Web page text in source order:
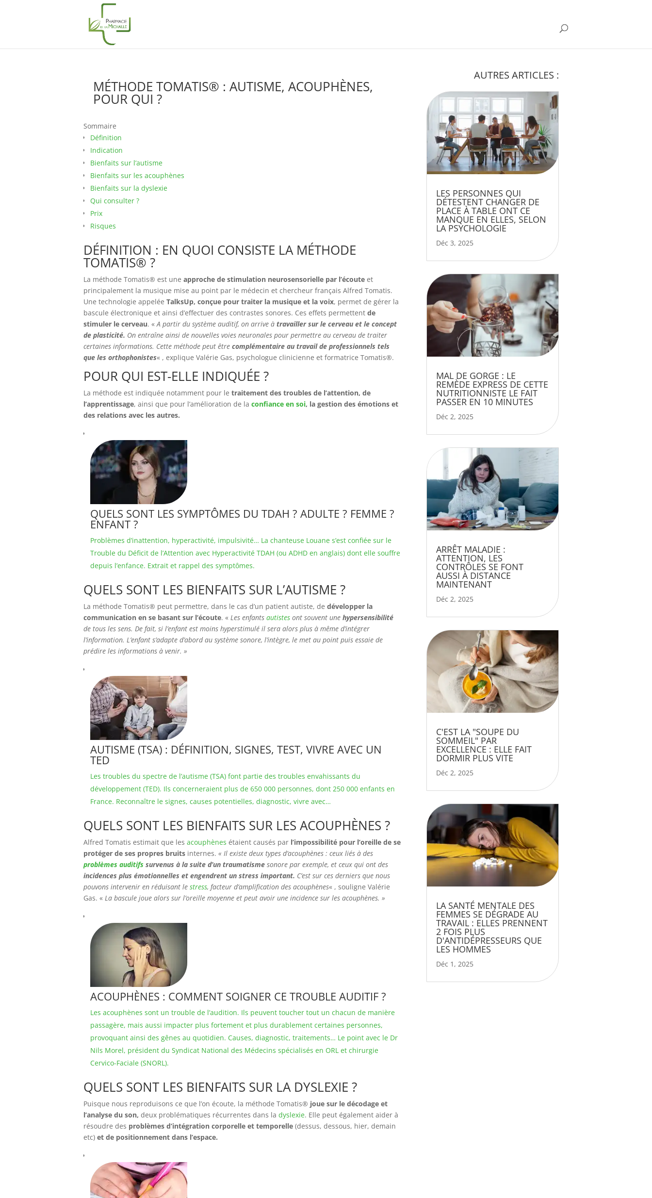
MÉTHODE TOMATIS® : AUTISME, ACOUPHÈNES,
POUR QUI ?
Sommaire
Définition
Indication
Bienfaits sur l’autisme
Bienfaits sur les acouphènes
Bienfaits sur la dyslexie
Qui consulter ?
Prix
Risques
DÉFINITION : EN QUOI CONSISTE LA MÉTHODE
TOMATIS® ?
La méthode Tomatis® est une approche de stimulation neurosensorielle par l’écoute et
principalement la musique mise au point par le médecin et chercheur français Alfred Tomatis.
Une technologie appelée TalksUp, conçue pour traiter la musique et la voix, permet de gérer la
bascule électronique et ainsi d’effectuer des contrastes sonores. Ces effets permettent de
stimuler le cerveau. «A partir du système auditif, on arrive à travailler sur le cerveau et le concept
de plasticité. On entraîne ainsi de nouvelles voies neuronales pour permettre au cerveau de traiter
certaines informations. Cette méthode peut être complémentaire au travail de professionnels tels
que les orthophonistes« , explique Valérie Gas, psychologue clinicienne et formatrice Tomatis®.
POUR QUI EST-ELLE INDIQUÉE ?
La méthode est indiquée notamment pour le traitement des troubles de l’attention, de
l’apprentissage, ainsi que pour l’amélioration de la confiance en soi, la gestion des émotions et
des relations avec les autres.
QUELS SONT LES SYMPTÔMES DU TDAH ? ADULTE ? FEMME ?
ENFANT ?
Problèmes d’inattention, hyperactivité, impulsivité… La chanteuse Louane s’est confiée sur le
Trouble du Déficit de l’Attention avec Hyperactivité TDAH (ou ADHD en anglais) dont elle souffre
depuis l’enfance. Extrait et rappel des symptômes.
QUELS SONT LES BIENFAITS SUR L’AUTISME ?
La méthode Tomatis® peut permettre, dans le cas d’un patient autiste, de développer la
communication en se basant sur l’écoute. « Les enfants autistes ont souvent une hypersensibilité
de tous les sens. De fait, si l’enfant est moins hyperstimulé il sera alors plus à même d’intégrer
l’information. L’enfant s’adapte d’abord au système sonore, l’intègre, le met au point puis essaie de
prédire les informations à venir. »
AUTISME (TSA) : DÉFINITION, SIGNES, TEST, VIVRE AVEC UN
TED
Les troubles du spectre de l’autisme (TSA) font partie des troubles envahissants du
développement (TED). Ils concerneraient plus de 650 000 personnes, dont 250 000 enfants en
France. Reconnaître le signes, causes potentielles, diagnostic, vivre avec…
QUELS SONT LES BIENFAITS SUR LES ACOUPHÈNES ?
Alfred Tomatis estimait que les acouphènes étaient causés par l’impossibilité pour l’oreille de se
protéger de ses propres bruits internes. « Il existe deux types d’acouphènes : ceux liés à des
problèmes auditifs survenus à la suite d’un traumatisme sonore par exemple, et ceux qui ont des
incidences plus émotionnelles et engendrent un stress important. C’est sur ces derniers que nous
pouvons intervenir en réduisant le stress, facteur d’amplification des acouphènes« , souligne Valérie
Gas. « La bascule joue alors sur l’oreille moyenne et peut avoir une incidence sur les acouphènes. »
ACOUPHÈNES : COMMENT SOIGNER CE TROUBLE AUDITIF ?
Les acouphènes sont un trouble de l’audition. Ils peuvent toucher tout un chacun de manière
passagère, mais aussi impacter plus fortement et plus durablement certaines personnes,
provoquant ainsi des gênes au quotidien. Causes, diagnostic, traitements… Le point avec le Dr
Nils Morel, président du Syndicat National des Médecins spécialisés en ORL et chirurgie
Cervico-Faciale (SNORL).
QUELS SONT LES BIENFAITS SUR LA DYSLEXIE ?
Puisque nous reproduisons ce que l’on écoute, la méthode Tomatis® joue sur le décodage et
l’analyse du son, deux problématiques récurrentes dans la dyslexie. Elle peut également aider à
résoudre des problèmes d’intégration corporelle et temporelle (dessus, dessous, hier, demain
etc) et de positionnement dans l’espace.
AUTRES ARTICLES :
LES PERSONNES QUI
DÉTESTENT CHANGER DE
PLACE À TABLE ONT CE
MANQUE EN ELLES, SELON
LA PSYCHOLOGIE
Déc 3, 2025
MAL DE GORGE : LE
REMÈDE EXPRESS DE CETTE
NUTRITIONNISTE LE FAIT
PASSER EN 10 MINUTES
Déc 2, 2025
ARRÊT MALADIE :
ATTENTION, LES
CONTRÔLES SE FONT
AUSSI À DISTANCE
MAINTENANT
Déc 2, 2025
C'EST LA "SOUPE DU
SOMMEIL" PAR
EXCELLENCE : ELLE FAIT
DORMIR PLUS VITE
Déc 2, 2025
LA SANTÉ MENTALE DES
FEMMES SE DÉGRADE AU
TRAVAIL : ELLES PRENNENT
2 FOIS PLUS
D'ANTIDÉPRESSEURS QUE
LES HOMMES
Déc 1, 2025